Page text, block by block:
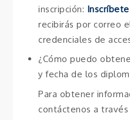
inscripción:
recibirás por correo
credenciales de
¿Cómo puedo
y fecha de los
Para obtener
contáctenos a